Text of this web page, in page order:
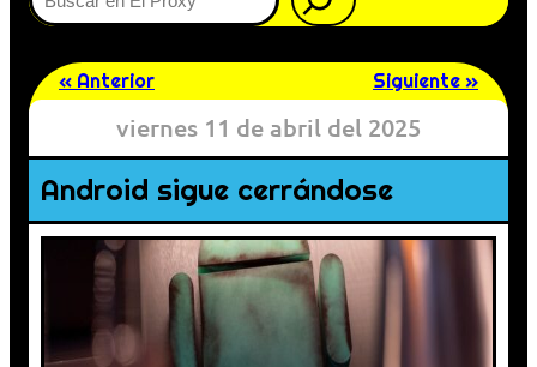
« Anterior Siguiente »
viernes 11 de abril del 2025
Android sigue cerrándose